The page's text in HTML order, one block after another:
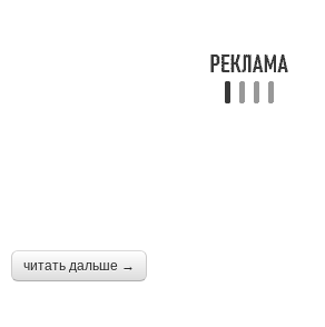
читать дальше →